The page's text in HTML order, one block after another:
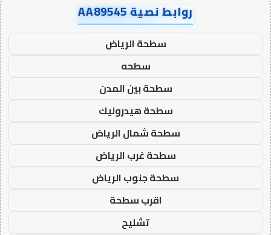
روابط نصية AA89545
سطحة الرياض
سطحه
سطحة بين المدن
سطحة هيدروليك
سطحة شمال الرياض
سطحة غرب الرياض
سطحة جنوب الرياض
اقرب سطحة
تشليح